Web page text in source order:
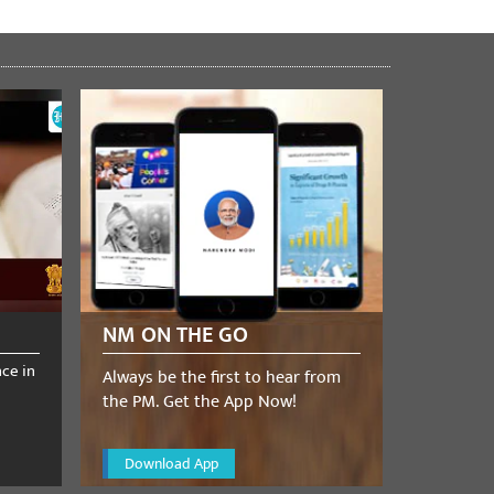
in
NM ON THE GO
Always be the first to hear from
the PM. Get the App Now!
Download App